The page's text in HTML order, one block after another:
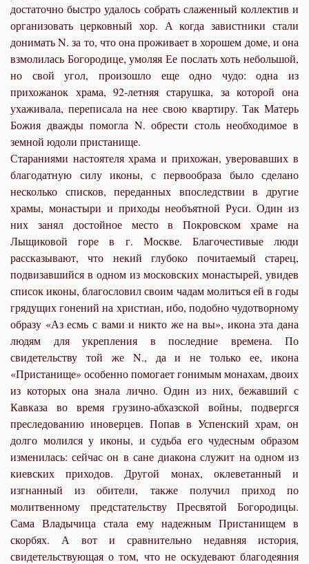
достаточно быстро удалось собрать слаженный коллектив и
организовать церковный хор. А когда завистники стали
донимать N. за то, что она проживает в хорошем доме, и она
взмолилась Богородице, умоляя Ее послать хоть небольшой,
но свой угол, произошло еще одно чудо: одна из
прихожанок храма, 92-летняя старушка, за которой она
ухаживала, переписала на нее свою квартиру. Так Матерь
Божия дважды помогла N. обрести столь необходимое в
земной юдоли пристанище.
Стараниями настоятеля храма и прихожан, уверовавших в
благодатную силу иконы, с первообраза было сделано
несколько списков, переданных впоследствии в другие
храмы, монастыри и приходы необъятной Руси. Один из
них занял достойное место в Покровском храме на
Лыщиковой горе в г. Москве. Благочестивые люди
рассказывают, что некий глубоко почитаемый старец,
подвизавшийся в одном из московских монастырей, увидев
список иконы, благословил своим чадам молиться ей в годы
грядущих гонений на христиан, ибо, подобно чудотворному
образу «Аз есмь с вами и никто же на вы», икона эта дана
людям для укрепления в последние времена. По
свидетельству той же N., да и не только ее, икона
«Пристанище» особенно помогает гонимым монахам, двоих
из которых она знала лично. Один из них, бежавший с
Кавказа во время грузино-абхазской войны, подвергся
преследованию иноверцев. Попав в Успенский храм, он
долго молился у иконы, и судьба его чудесным образом
изменилась: сейчас он в сане диакона служит на одном из
киевских приходов. Другой монах, оклеветанный и
изгнанный из обители, также получил приход по
молитвенному предстательству Пресвятой Богородицы.
Сама Владычица стала ему надежным Пристанищем в
скорбях. А вот и сравнительно недавняя история,
свидетельствующая о том, что не оскудевают благодеяния